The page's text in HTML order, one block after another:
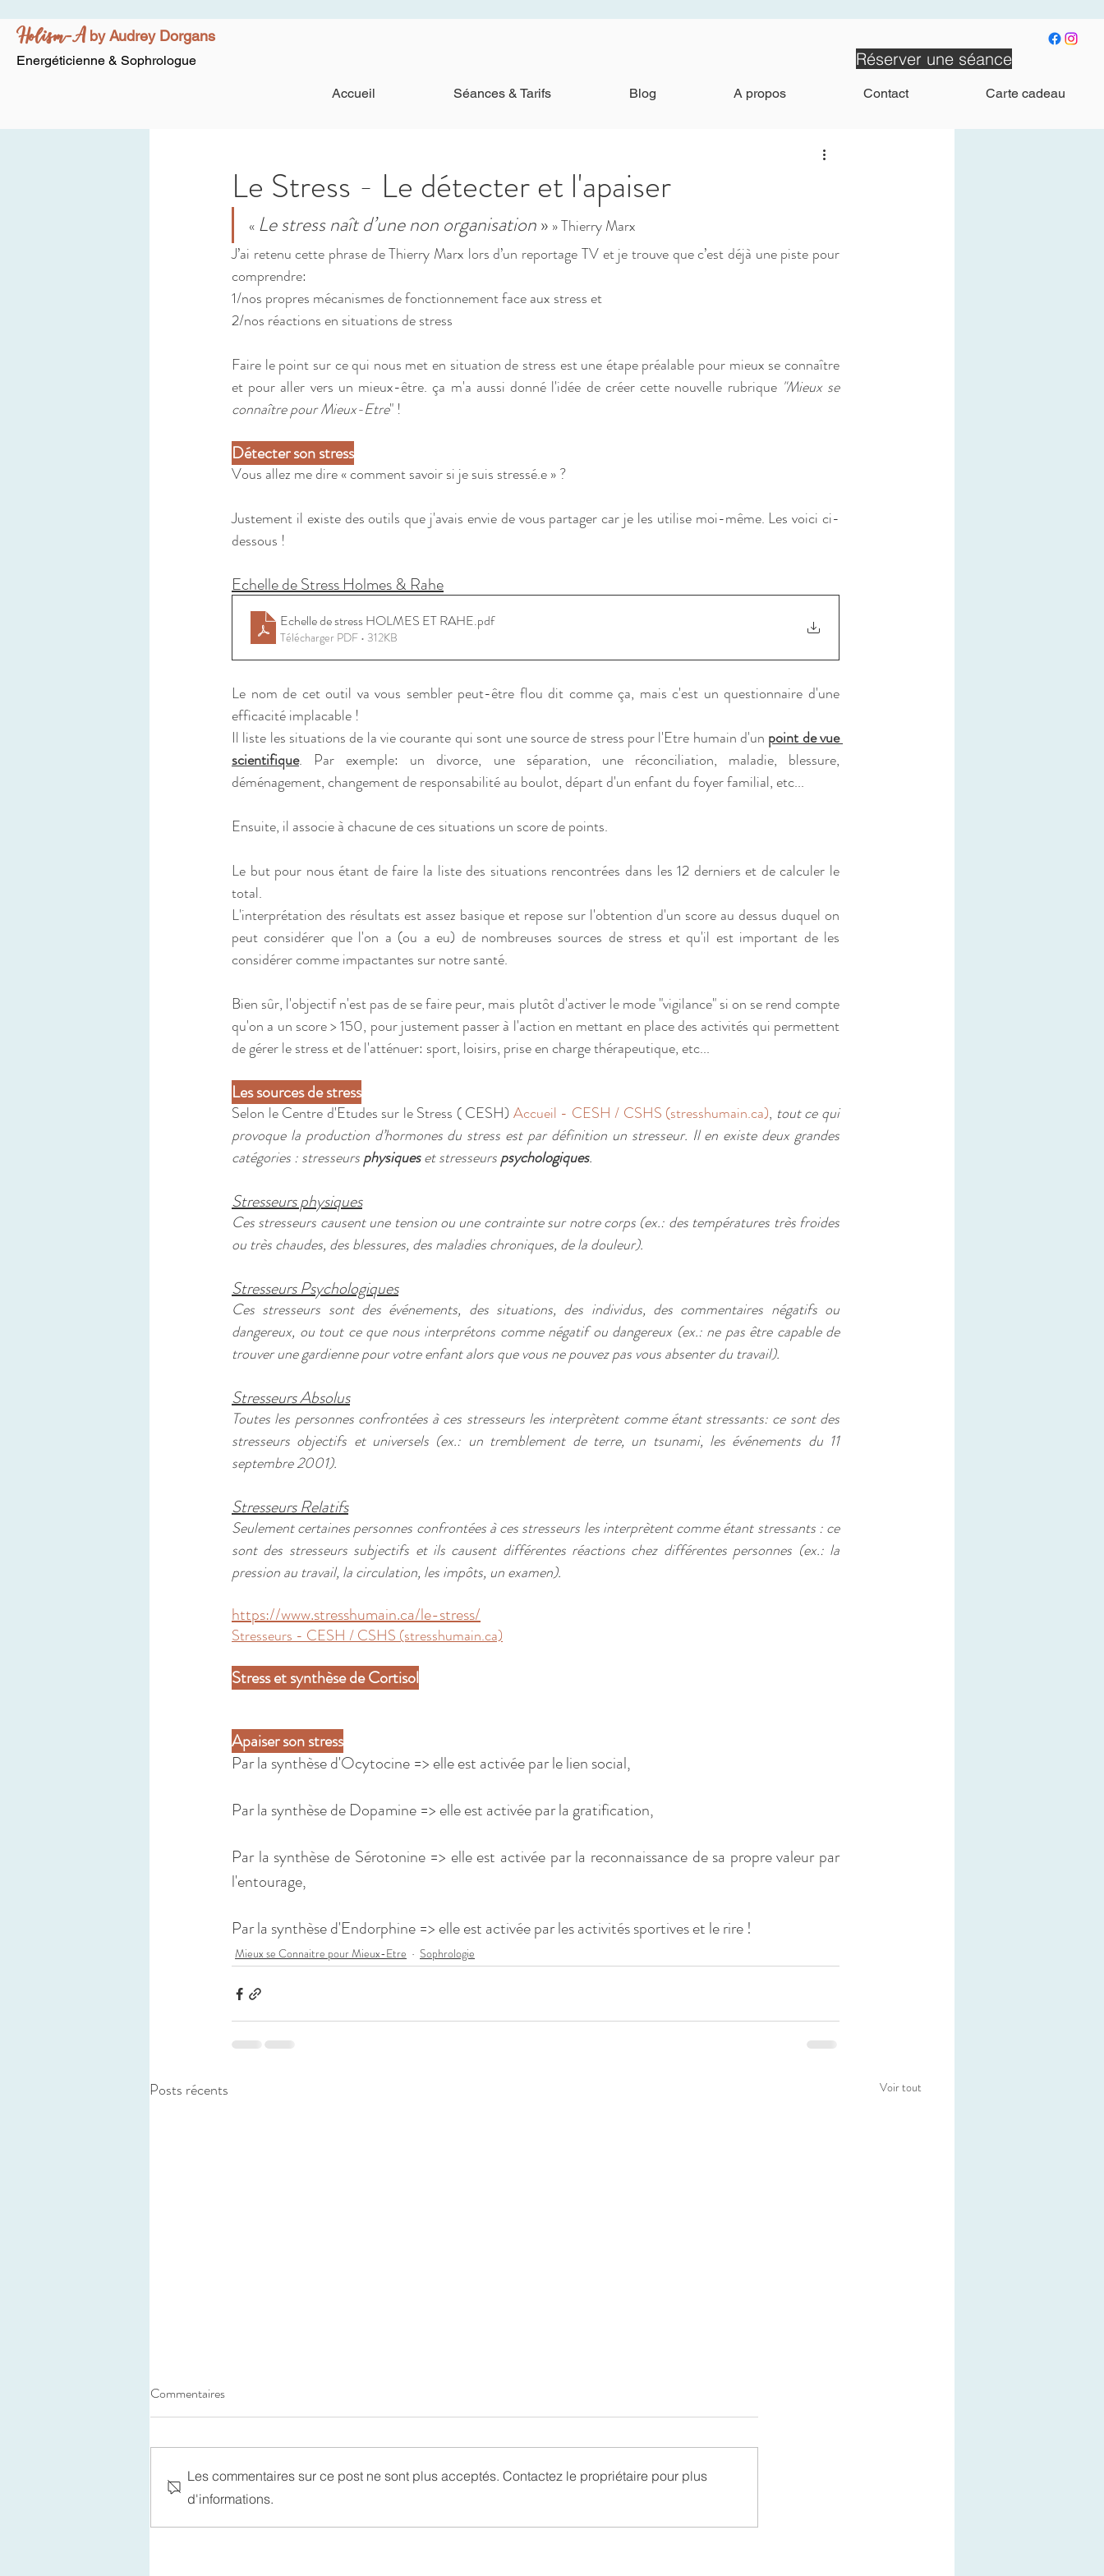
Holism-A by Audrey Dorgans
Energéticienne & Sophrologue Réserver une séance
Accueil Séances & Tarifs Blog A propos Contact Carte cadeau
Le Stress - Le détecter et l'apaiser
« Le stress naît d’une non organisation » » Thierry Marx
J’ai retenu cette phrase de Thierry Marx lors d’un reportage TV et je trouve que c’est déjà une piste pour
comprendre:
1/nos propres mécanismes de fonctionnement face aux stress et
2/nos réactions en situations de stress
Faire le point sur ce qui nous met en situation de stress est une étape préalable pour mieux se connaître
et pour aller vers un mieux-être. ça m'a aussi donné l'idée de créer cette nouvelle rubrique "Mieux se
connaître pour Mieux-Etre" !
Détecter son stress
Vous allez me dire « comment savoir si je suis stressé.e » ?
Justement il existe des outils que j'avais envie de vous partager car je les utilise moi-même. Les voici ci-
dessous !
Echelle de Stress Holmes & Rahe
Echelle de stress HOLMES ET RAHE.pdf
Télécharger PDF • 312KB
Le nom de cet outil va vous sembler peut-être flou dit comme ça, mais c'est un questionnaire d'une
efficacité implacable !
Il liste les situations de la vie courante qui sont une source de stress pour l'Etre humain d'un point de vue
scientifique. Par exemple: un divorce, une séparation, une réconciliation, maladie, blessure,
déménagement, changement de responsabilité au boulot, départ d'un enfant du foyer familial, etc...
Ensuite, il associe à chacune de ces situations un score de points.
Le but pour nous étant de faire la liste des situations rencontrées dans les 12 derniers et de calculer le
total.
L'interprétation des résultats est assez basique et repose sur l'obtention d'un score au dessus duquel on
peut considérer que l'on a (ou a eu) de nombreuses sources de stress et qu'il est important de les
considérer comme impactantes sur notre santé.
Bien sûr, l'objectif n'est pas de se faire peur, mais plutôt d'activer le mode "vigilance" si on se rend compte
qu'on a un score > 150, pour justement passer à l'action en mettant en place des activités qui permettent
de gérer le stress et de l'atténuer: sport, loisirs, prise en charge thérapeutique, etc...
Les sources de stress
Selon le Centre d'Etudes sur le Stress ( CESH) Accueil - CESH / CSHS (stresshumain.ca), tout ce qui
provoque la production d’hormones du stress est par définition un stresseur. Il en existe deux grandes
catégories : stresseurs physiques et stresseurs psychologiques.
Stresseurs physiques
Ces stresseurs causent une tension ou une contrainte sur notre corps (ex.: des températures très froides
ou très chaudes, des blessures, des maladies chroniques, de la douleur).
Stresseurs Psychologiques
Ces stresseurs sont des événements, des situations, des individus, des commentaires négatifs ou
dangereux, ou tout ce que nous interprétons comme négatif ou dangereux (ex.: ne pas être capable de
trouver une gardienne pour votre enfant alors que vous ne pouvez pas vous absenter du travail).
Stresseurs Absolus
Toutes les personnes confrontées à ces stresseurs les interprètent comme étant stressants: ce sont des
stresseurs objectifs et universels (ex.: un tremblement de terre, un tsunami, les événements du 11
septembre 2001).
Stresseurs Relatifs
Seulement certaines personnes confrontées à ces stresseurs les interprètent comme étant stressants : ce
sont des stresseurs subjectifs et ils causent différentes réactions chez différentes personnes (ex.: la
pression au travail, la circulation, les impôts, un examen).
https://www.stresshumain.ca/le-stress/
Stresseurs - CESH / CSHS (stresshumain.ca)
Stress et synthèse de Cortisol
Apaiser son stress
Par la synthèse d'Ocytocine => elle est activée par le lien social,
Par la synthèse de Dopamine => elle est activée par la gratification,
Par la synthèse de Sérotonine => elle est activée par la reconnaissance de sa propre valeur par
l'entourage,
Par la synthèse d'Endorphine => elle est activée par les activités sportives et le rire !
Mieux se Connaitre pour Mieux-Etre Sophrologie
Posts récents Voir tout
Commentaires
Les commentaires sur ce post ne sont plus acceptés. Contactez le propriétaire pour plus
d'informations.